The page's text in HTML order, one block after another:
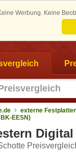
Werbung. Keine
externe
EESN)